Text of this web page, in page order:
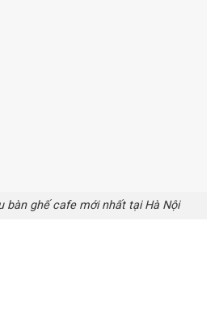
bàn ghế cafe mới nhất tại Hà Nội